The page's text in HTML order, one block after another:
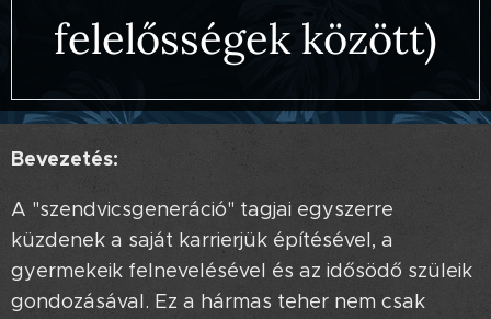
felelősségek között)
Bevezetés:
A "szendvicsgeneráció" tagjai egyszerre
küzdenek a saját karrierjük építésével, a
gyermekeik felnevelésével és az idősödő szüleik
gondozásával. Ez a hármas teher nem csak